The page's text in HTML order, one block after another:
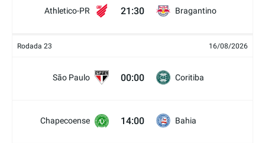
Athletico-PR 21:30 Bragantino
Rodada 23 16/08/2026
São Paulo 00:00 Coritiba
Chapecoense 14:00 Bahia